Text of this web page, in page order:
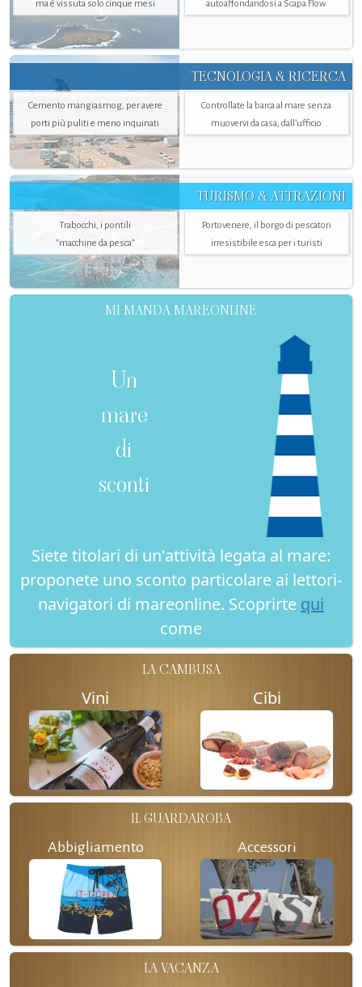
ma è vissuta solo cinque mesi
autoaffondandosi a Scapa Flow
TECNOLOGIA & RICERCA
Cemento mangiasmog, per avere
porti più puliti e meno inquinati
Controllate la barca al mare senza
muovervi da casa, dall’ufficio
TURISMO & ATTRAZIONI
Trabocchi, i pontili
"macchine da pesca"
Portovenere, il borgo di pescatori
irresistibile esca per i turisti
MI MANDA MAREONLINE
Un
mare
di
sconti
Siete titolari di un'attività legata al mare:
proponete uno sconto particolare ai lettori-
navigatori di mareonline. Scoprirte qui
come
LA CAMBUSA
Vini Cibi
IL GUARDAROBA
Abbigliamento Accessori
LA VACANZA